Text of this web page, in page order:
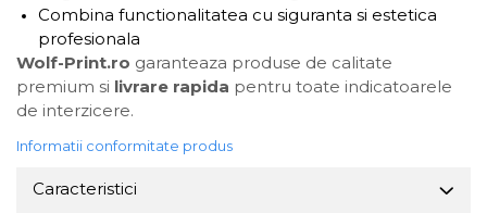
Combina functionalitatea cu siguranta si estetica
profesionala
Wolf-Print.ro garanteaza produse de calitate
premium si livrare rapida pentru toate indicatoarele
de interzicere.
Informatii conformitate produs
Caracteristici